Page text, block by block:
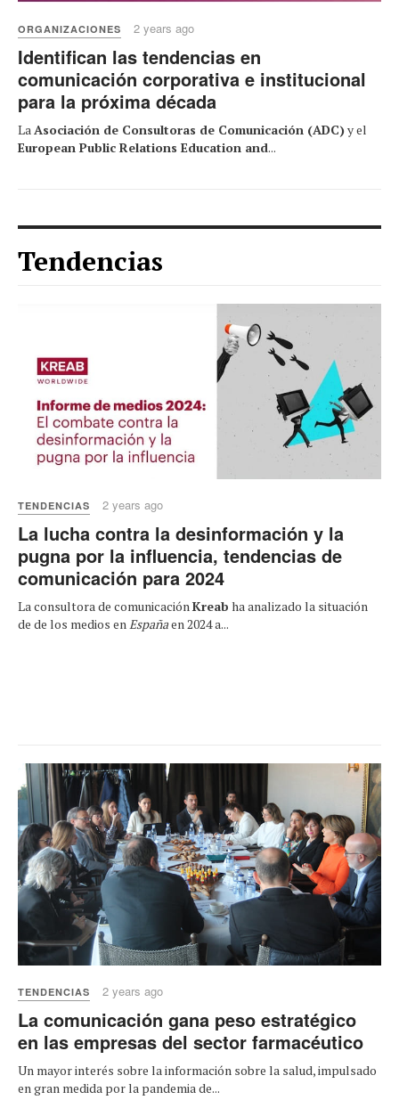
ORGANIZACIONES 2 years ago
Identifican las tendencias en
comunicación corporativa e institucional
para la próxima década
LaAsociación de Consultoras de Comunicación (ADC)y el
European Public Relations Education and...
Tendencias
TENDENCIAS 2 years ago
La lucha contra la desinformación y la
pugna por la influencia, tendencias de
comunicación para 2024
La consultora de comunicaciónKreab ha analizado la situación
de de los medios enEspañaen 2024 a...
TENDENCIAS 2 years ago
La comunicación gana peso estratégico
en las empresas del sector farmacéutico
Un mayor interés sobre la información sobre la salud, impulsado
en gran medida por la pandemia de...